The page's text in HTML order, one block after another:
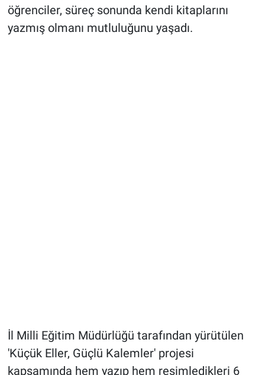
öğrenciler, süreç sonunda kendi kitaplarını
yazmış olmanı mutluluğunu yaşadı.
İl Milli Eğitim Müdürlüğü tarafından yürütülen
'Küçük Eller, Güçlü Kalemler' projesi
kapsamında hem yazıp hem resimledikleri 6